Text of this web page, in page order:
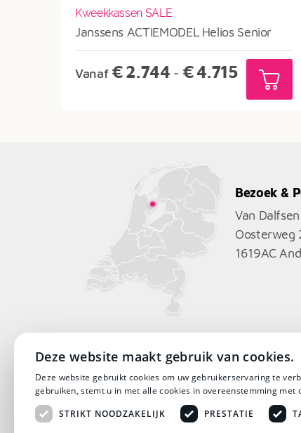
Kweekkassen SALE
Janssens ACTIEMODEL Helios Senior
Vanaf €2.744 - €4.715 Prijsklasse:
€2.744
Bezoek &
Van
Oosterweg
1619AC
Deze website maakt gebruik van cookies.
Deze website gebruikt cookies om uw gebruikerservaring te
gebruiken, stemt u in met alle cookies in overeenstemming met
STRIKT NOODZAKELIJK PRESTATIE